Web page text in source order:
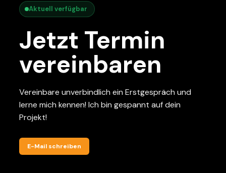
Aktuell verfügbar
Jetzt Termin
vereinbaren
Vereinbare unverbindlich ein Erstgespräch und
lerne mich kennen! Ich bin gespannt auf dein
Projekt!
E-Mail schreiben